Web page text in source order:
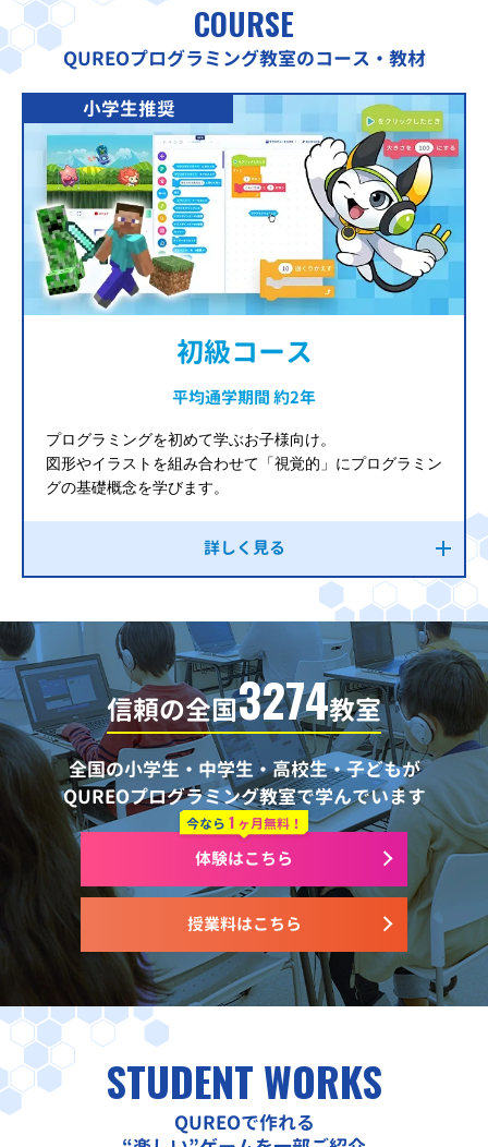
COURSE
QUREOプログラミング教室のコース・教材
小学生推奨
初級コース
平均通学期間 約2年
プログラミングを初めて学ぶお子様向け。
図形やイラストを組み合わせて「視覚的」にプログラミン
グの基礎概念を学びます。
詳しく見る
信頼の全国3274教室
全国の小学生・中学生・高校生・子どもが
QUREOプログラミング教室で学んでいます
授業料はこちら
今なら 1 ヶ月無料！
体験はこちら
STUDENT WORKS
QUREOで作れる